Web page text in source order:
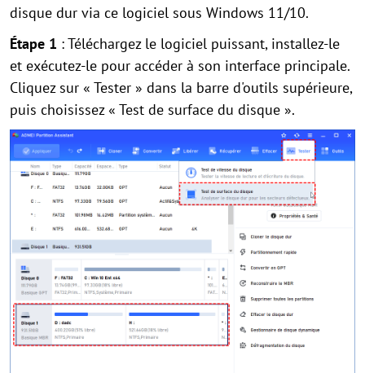
disque dur via ce logiciel sous Windows 11/10.
Étape 1 : Téléchargez le logiciel puissant, installez-le
et exécutez-le pour accéder à son interface principale.
Cliquez sur « Tester » dans la barre d'outils supérieure,
puis choisissez « Test de surface du disque ».